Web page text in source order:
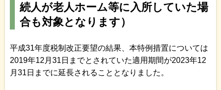
続人が老人ホーム等に入所していた場
合も対象となります）
平成31年度税制改正要望の結果、本特例措置については
2019年12月31日までとされていた適用期間が2023年12
月31日までに延長されることとなりました。